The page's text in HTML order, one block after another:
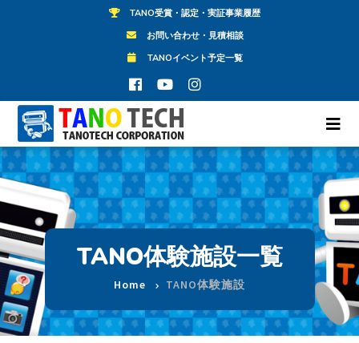
TANO受賞・認定・実証事業履歴
お問い合わせ・見積相談
TANOイベント予定一覧
TANO体験施設一覧
Home TANO体験施設